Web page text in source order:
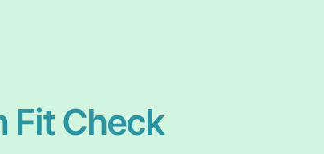
Fit Check